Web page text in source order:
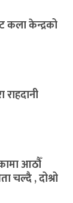
कला केन्द्रको
राहदानी
आठौँ
चल्दै , दोश्रो